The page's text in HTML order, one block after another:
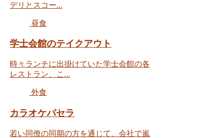
デリとスコー...
昼食
学士会館のテイクアウト
時々ランチに出掛けていた学士会館の各
レストラン、こ...
外食
カラオケパセラ
若い同僚の同期の方を通じて、会社で嵐